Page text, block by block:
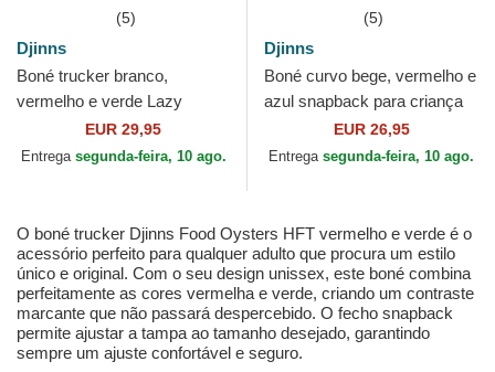
(5)
Djinns
Boné trucker branco,
vermelho e verde Lazy
Mermaid HFT da Djinns
EUR 29,95
Entrega segunda-feira, 10 ago.
(5)
Djinns
Boné curvo bege, vermelho e
azul snapback para criança
Peace Pizza Food da Djinns
EUR 26,95
Entrega segunda-feira, 10 ago.
O boné trucker Djinns Food Oysters HFT vermelho e verde é o
acessório perfeito para qualquer adulto que procura um estilo
único e original. Com o seu design unissex, este boné combina
perfeitamente as cores vermelha e verde, criando um contraste
marcante que não passará despercebido. O fecho snapback
permite ajustar a tampa ao tamanho desejado, garantindo
sempre um ajuste confortável e seguro.